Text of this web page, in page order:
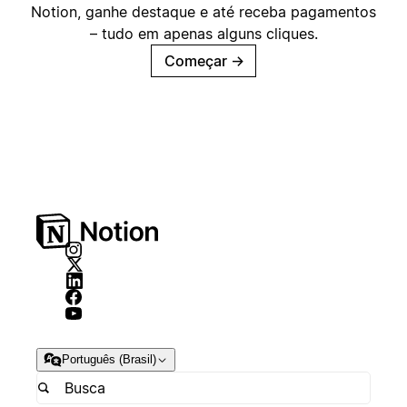
Notion, ganhe destaque e até receba pagamentos
– tudo em apenas alguns cliques.
Começar →
Português (Brasil)